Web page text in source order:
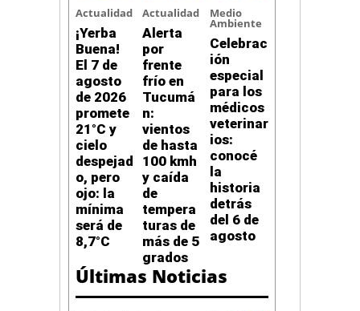
Actualidad
¡Yerba
Buena!
El 7 de
agosto
de 2026
promete
21°C y
cielo
despejad
o, pero
ojo: la
mínima
será de
8,7°C
Actualidad
Alerta
por
frente
frío en
Tucumá
n:
vientos
de hasta
100 kmh
y caída
de
tempera
turas de
más de 5
grados
Medio
Ambiente
Celebrac
ión
especial
para los
médicos
veterinar
ios:
conocé
la
historia
detrás
del 6 de
agosto
Últimas Noticias